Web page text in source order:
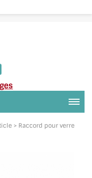
> Raccord pour verre